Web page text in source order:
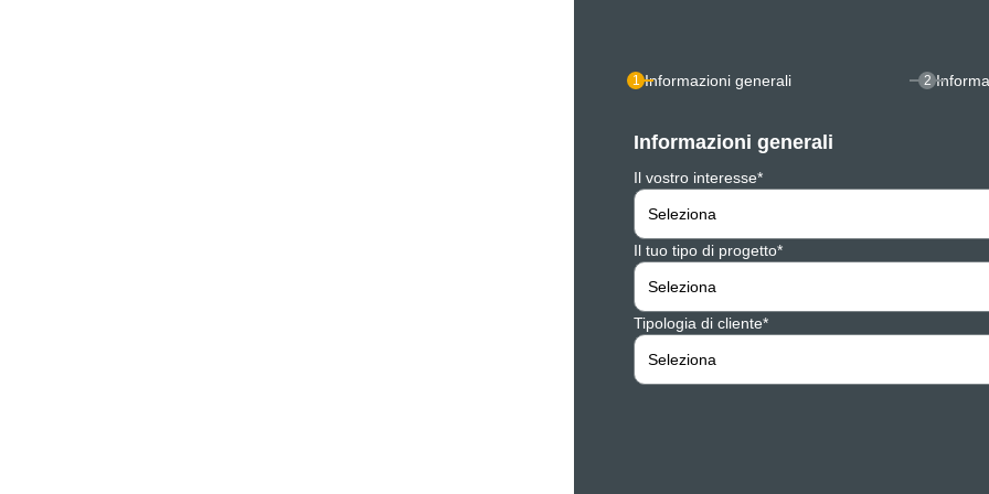
1 Informazioni generali 2
Informazioni generali
Il vostro interesse*
Seleziona
Il tuo tipo di progetto*
Seleziona
Tipologia di cliente*
Seleziona